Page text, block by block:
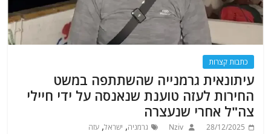
כתבות קצרות
עיתונאית גרמנייה שהשתתפה במשט
החירות לעזה טוענת שנאנסה על ידי חיילי
צה"ל אחרי שנעצרה
28/12/2025
Nziv גרמניה, ישראל,עזה